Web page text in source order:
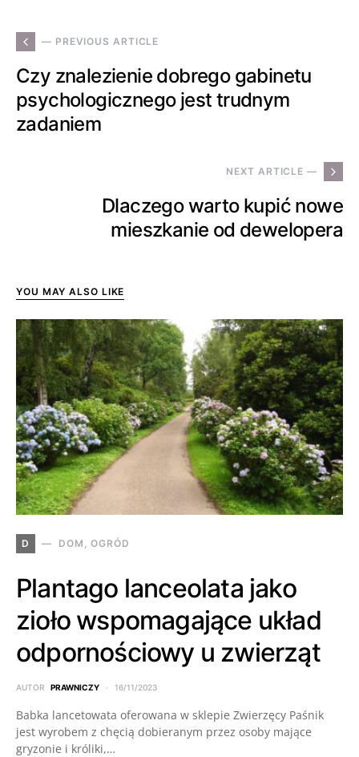
— PREVIOUS ARTICLE
Czy znalezienie dobrego gabinetu
psychologicznego jest trudnym
zadaniem
NEXT ARTICLE —
Dlaczego warto kupić nowe
mieszkanie od dewelopera
YOU MAY ALSO LIKE
D DOM, OGRÓD
Plantago lanceolata jako
zioło wspomagające układ
odpornościowy u zwierząt
AUTOR PRAWNICZY 16/11/2023
Babka lancetowata oferowana w sklepie Zwierzęcy Paśnik
jest wyrobem z chęcią dobieranym przez osoby mające
gryzonie i króliki,…